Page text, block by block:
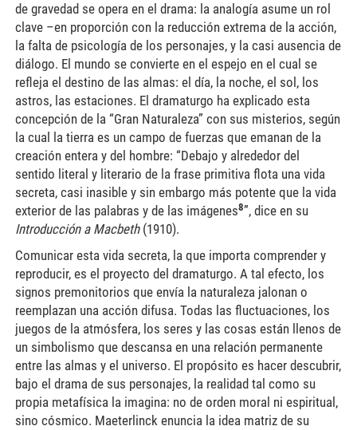
de gravedad se opera en el drama: la analogía asume un rol
clave –en proporción con la reducción extrema de la acción,
la falta de psicología de los personajes, y la casi ausencia de
diálogo. El mundo se convierte en el espejo en el cual se
refleja el destino de las almas: el día, la noche, el sol, los
astros, las estaciones. El dramaturgo ha explicado esta
concepción de la “Gran Naturaleza” con sus misterios, según
la cual la tierra es un campo de fuerzas que emanan de la
creación entera y del hombre: “Debajo y alrededor del
sentido literal y literario de la frase primitiva flota una vida
secreta, casi inasible y sin embargo más potente que la vida
exterior de las palabras y de las imágenes8”, dice en su
Introducción a Macbeth(1910).
Comunicar esta vida secreta, la que importa comprender y
reproducir, es el proyecto del dramaturgo. A tal efecto, los
signos premonitorios que envía la naturaleza jalonan o
reemplazan una acción difusa. Todas las fluctuaciones, los
juegos de la atmósfera, los seres y las cosas están llenos de
un simbolismo que descansa en una relación permanente
entre las almas y el universo. El propósito es hacer descubrir,
bajo el drama de sus personajes, la realidad tal como su
propia metafísica la imagina: no de orden moral ni espiritual,
sino cósmico. Maeterlinck enuncia la idea matriz de su